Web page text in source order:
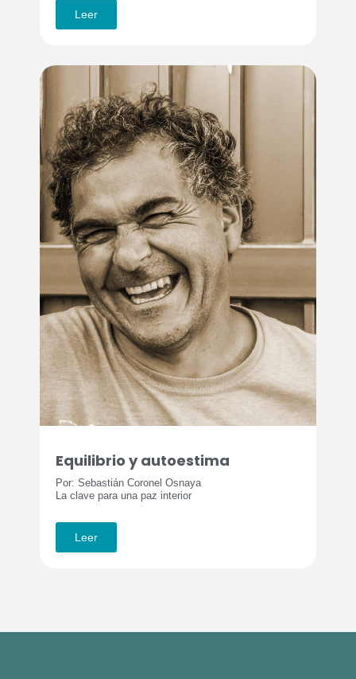
Leer
Equilibrio y autoestima
Por: Sebastián Coronel Osnaya
La clave para una paz interior
Leer